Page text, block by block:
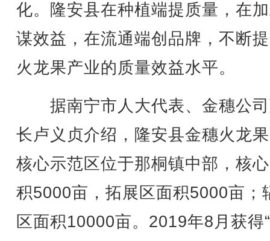
化。隆安县在种植端提质量，在
谋效益，在流通端创品牌，不断
火龙果产业的质量效益水平。
据南宁市人大代表、金穗公
长卢义贞介绍，隆安县金穗火龙
核心示范区位于那桐镇中部，核
积5000亩，拓展区面积5000亩；
区面积10000亩。2019年8月获得